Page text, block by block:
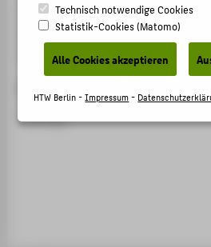
Symposium Intelligence Space.
Architektur des Lernraums
SRH Hochschule Heidelberg,
KARRIERE
INTERNATIONAL
INFORMATIONEN
Technisch notwendige Cookies
Statistik-Cookies (Matomo)
Alle Cookies akzeptieren
HTW Berlin -Impressum-